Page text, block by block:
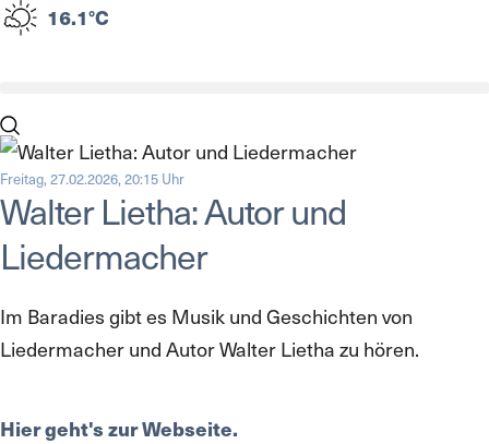
16.1°C
Freitag, 27.02.2026, 20:15 Uhr
Walter Lietha: Autor und
Liedermacher
Im Baradies gibt es Musik und Geschichten von
Liedermacher und Autor Walter Lietha zu hören.
Hier geht's zur Webseite.